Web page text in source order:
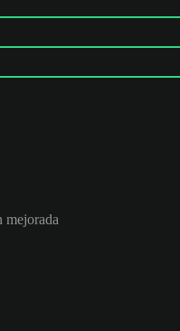
mejorada